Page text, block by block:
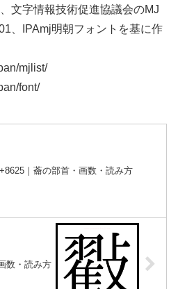
文字情報技術促進協議会のMJ
、IPAmj明朝フォントを基に作
mjlist/
font/
｜蘥の部首・画数・読み方
数・読み方